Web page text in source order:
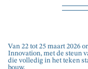
Van 22 tot 25 maart 2026
Innovation, met de steun
die volledig in het teken
bouw.